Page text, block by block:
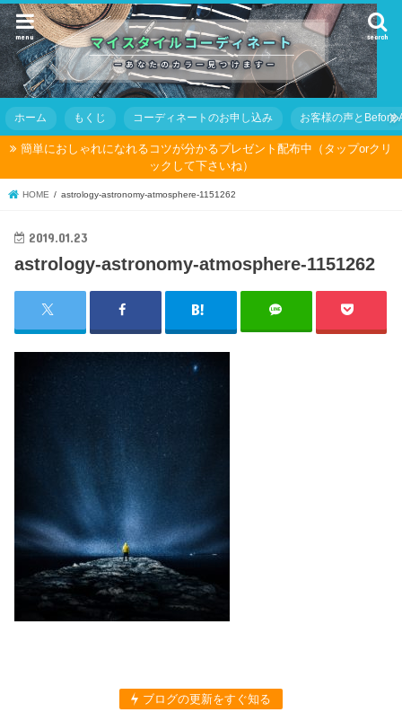
search
menu
ホーム もくじ コーディネートのお申し込み お客様の声とBefore
簡単におしゃれになれるコツが分かるプレゼント配布中（タップorクリ
ックして下さいね）
HOME astrology-astronomy-atmosphere-1151262
2019.01.23
astrology-astronomy-atmosphere-1151262
ブログの更新をすぐ知る